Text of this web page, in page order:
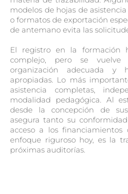
modelos de hojas de
o formatos de exportación
de antemano evita las
El registro en la formación
complejo, pero se vuelve
organización adecuada y
apropiadas. Lo más
asistencia completas,
modalidad pedagógica. Al
desde la concepción de
asegura tanto su
acceso a los financiamientos
enfoque riguroso hoy, es la
próximas auditorías.